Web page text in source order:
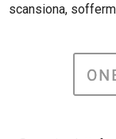
scansiona,